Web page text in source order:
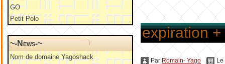
GO
Petit Polo
~-News-~
Nom de domaine Yagoshack
expiration +
ParRomain- Yago Le